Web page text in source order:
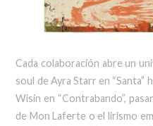
Cada colaboración abre un
soul de Ayra Starr en “Santa”
Wisin en “Contrabando”,
de Mon Laferte o el lirismo